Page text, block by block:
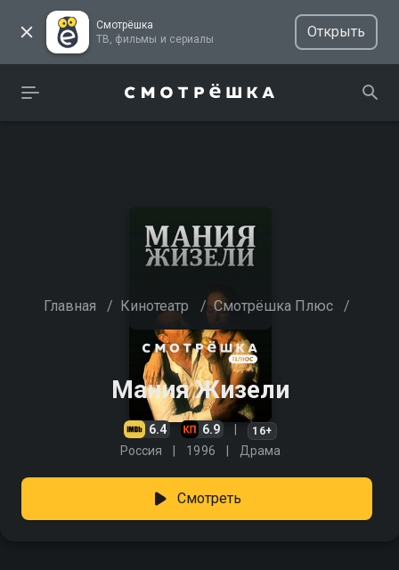
Смотрёшка
ТВ, фильмы и сериалы
Открыть
Главная / Кинотеатр / Смотрёшка Плюс /
Мания Жизели
6.4 6.9 16+
Россия 1996 Драма
Смотреть